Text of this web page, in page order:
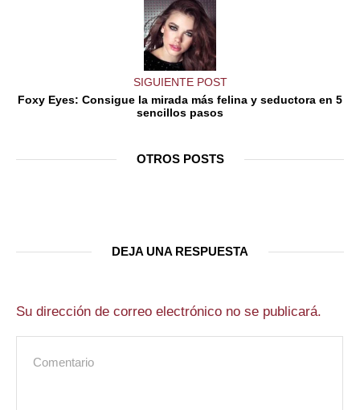
SIGUIENTE POST
Foxy Eyes: Consigue la mirada más felina y seductora en 5
sencillos pasos
OTROS POSTS
DEJA UNA RESPUESTA
Su dirección de correo electrónico no se publicará.